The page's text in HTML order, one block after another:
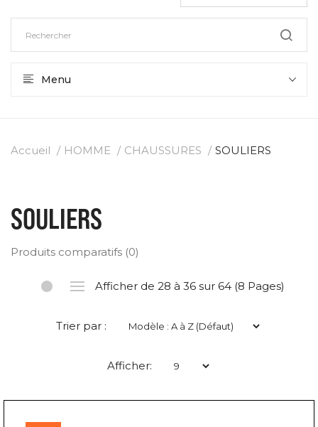
Menu
Accueil HOMME CHAUSSURES SOULIERS
SOULIERS
Produits comparatifs (0)
Afficher de 28 à 36 sur 64 (8 Pages)
Trier par :
Afficher: